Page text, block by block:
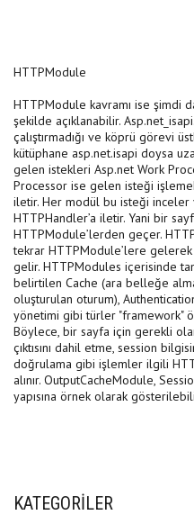
HTTPModule
HTTPModule kavramı ise şimdi
şekilde açıklanabilir.
çalıştırmadığı ve köprü görevi
kütüphane asp.net.isapi doysa
gelen istekleri Asp.net Work
Processor ise gelen isteği
iletir. Her modül bu isteği
HTTPHandler’a iletir. Yani bir
HTTPModule’lerden geçer.
tekrar HTTPModule’lere
gelir. HTTPModules içerisinde
belirtilen Cache (ara belleğe
oluşturulan oturum),
yönetimi gibi türler "framework"
Böylece, bir sayfa için gerekli
çıktısını dahil etme, session
doğrulama gibi işlemler ilgili
alınır. OutputCacheModule,
yapısına örnek olarak
KATEGORİLER